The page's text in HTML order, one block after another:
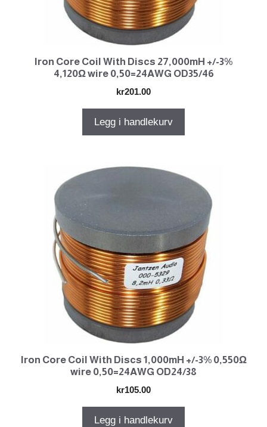
Iron Core Coil With Discs 27,000mH +/-3%
4,120Ω wire 0,50=24AWG OD35/46
kr201.00
Legg i handlekurv
Iron Core Coil With Discs 1,000mH +/-3% 0,550Ω
wire 0,50=24AWG OD24/38
kr105.00
Legg i handlekurv